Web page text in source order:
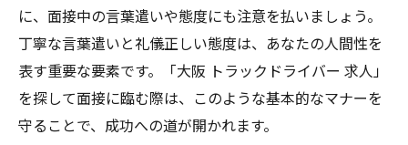
に、面接中の言葉遣いや態度にも注意を払いましょう。
丁寧な言葉遣いと礼儀正しい態度は、あなたの人間性を
表す重要な要素です。「大阪 トラックドライバー 求人」
を探して面接に臨む際は、このような基本的なマナーを
守ることで、成功への道が開かれます。